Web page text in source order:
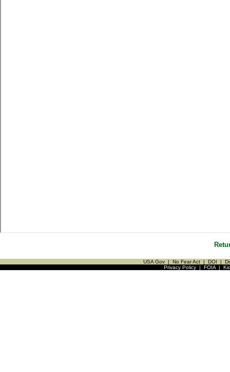
USA Gov | No Fear Act | DOI |
Privacy Policy| FOIA|